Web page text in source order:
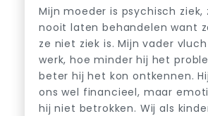
Mijn moeder is psychisch ziek,
nooit laten behandelen want
ze niet ziek is. Mijn vader
werk, hoe minder hij het
beter hij het kon ontkennen.
ons wel financieel, maar
hij niet betrokken. Wij als